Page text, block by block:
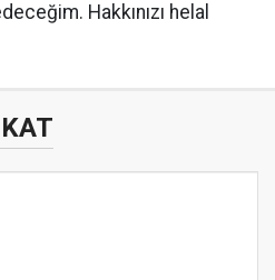
Hakkınızı helal